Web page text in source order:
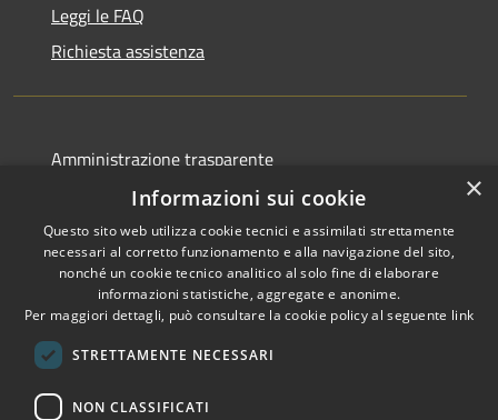
Leggi le FAQ
Richiesta assistenza
Amministrazione trasparente
Albo pretorio
Informativa privacy
Note legali
Dichiarazione di accessibilità
RSS
×
Informazioni sui cookie
Questo sito web utilizza cookie tecnici e assimilati strettamente
necessari al corretto funzionamento e alla navigazione del sito,
nonché un cookie tecnico analitico al solo fine di elaborare
informazioni statistiche, aggregate e anonime.
Per maggiori dettagli, può consultare la cookie policy al seguente link
STRETTAMENTE NECESSARI
NON CLASSIFICATI